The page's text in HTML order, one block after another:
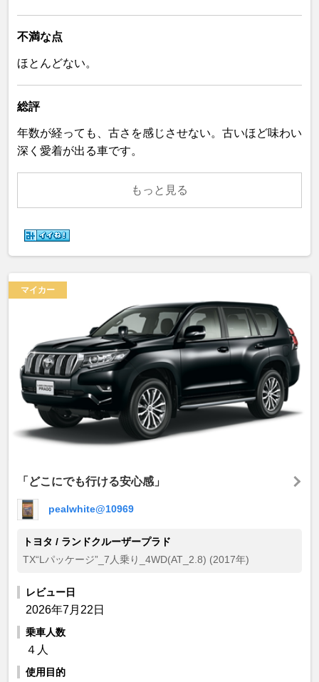
不満な点
ほとんどない。
総評
年数が経っても、古さを感じさせない。古いほど味わい
深く愛着が出る車です。
もっと見る
マイカー
「どこにでも行ける安心感」
pealwhite@10969
トヨタ / ランドクルーザープラド
TX“Lパッケージ”_7人乗り_4WD(AT_2.8) (2017年)
レビュー日
2026年7月22日
乗車人数
４人
使用目的